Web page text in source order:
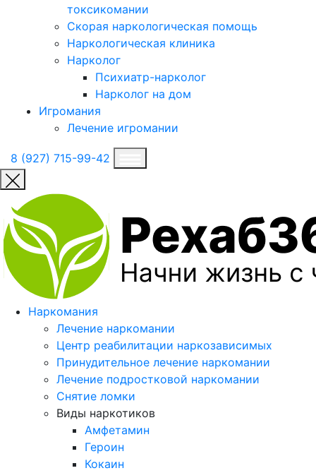
токсикомании
Скорая наркологическая помощь
Наркологическая клиника
Нарколог
Психиатр-нарколог
Нарколог на дом
Игромания
Лечение игромании
8 (927) 715-99-42
Наркомания
Лечение наркомании
Центр реабилитации наркозависимых
Принудительное лечение наркомании
Лечение подростковой наркомании
Снятие ломки
Виды наркотиков
Амфетамин
Героин
Кокаин